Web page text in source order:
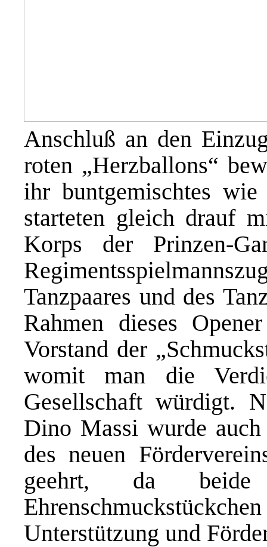
Anschluß an den
roten „Herzballons“
ihr buntgemischtes
starteten gleich drauf
Korps der Prinzen-
Tanzpaares und des
Rahmen dieses
Vorstand der
womit man die
Gesellschaft würdigt.
Dino Massi wurde
des neuen
geehrt, da
Unterstützung und